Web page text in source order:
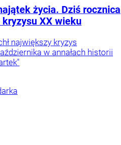
życia. Dziś rocznica
XX wieku
największy kryzys
w annałach historii